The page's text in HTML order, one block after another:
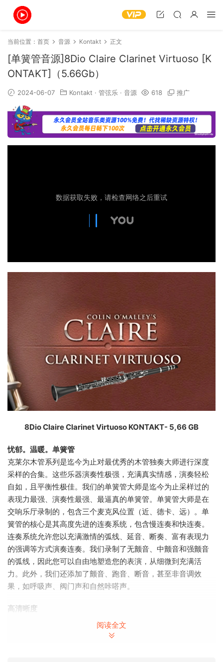
当前位置： 首页 音源 Kontakt 正文
[单簧管音源]8Dio Claire Clarinet Virtuoso [K
ONTAKT]（5.66Gb）
2024-06-07 Kontakt · 管弦乐 · 音源 618 推广
8Dio Claire Clarinet Virtuoso KONTAKT- 5,66 GB
忧郁。温暖。单簧管
克莱尔木管系列是迄今为止对最优秀的木管独奏大师进行深度
采样的合集。这些乐器演奏性极强，充满真实情感，演奏轻松
自如，且平衡性极佳。我们的单簧管大师是迄今为止采样过的
表现力最强、演奏性最强、最逼真的单簧管。单簧管大师是在
交响乐厅录制的，包含三个麦克风位置（近、德卡、远）。单
簧管的核心是其高度先进的连奏系统，包含慢连奏和快连奏。
连奏系统允许您以充满激情的弧线、延音、断奏、富有表现力
的强调等方式演奏连奏。我们录制了无颤音、中颤音和强颤音
的弧线，因此您可以自由地塑造您的表演，从细微到充满活
力。此外，我们还添加了颤音、跑音、断音，甚至非音调效
果，如呼吸声、阀门声和自然咔嗒声。
高清晰度
Claire Clarinet Virtuoso 包含三个麦克风位置（近距离、
Decca、宽距离）。所有声音均以 96Khz 采样，提供前所未有
阅读全文